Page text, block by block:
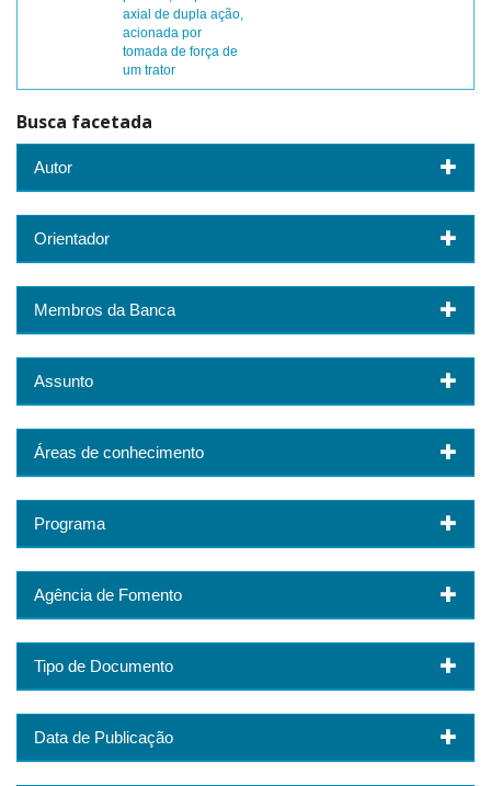
axial de dupla ação,
acionada por
tomada de força de
um trator
Busca facetada
Autor
Orientador
Membros da Banca
Assunto
Áreas de conhecimento
Programa
Agência de Fomento
Tipo de Documento
Data de Publicação